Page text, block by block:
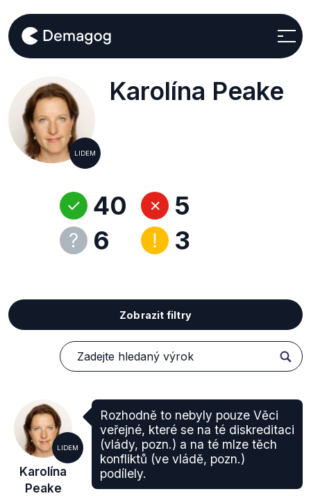
LIDEM
Karolína Peake
40
6
5
3
Zobrazit filtry
LIDEM
Karolína
Peake
Rozhodně to nebyly pouze Věci
veřejné, které se na té diskreditaci
(vlády, pozn.) a na té mlze těch
konfliktů (ve vládě, pozn.)
podílely.